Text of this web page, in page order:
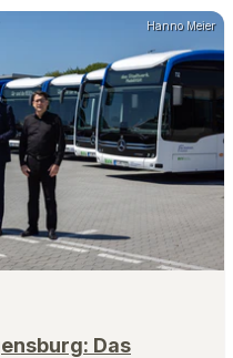
Hanno Meier
Das